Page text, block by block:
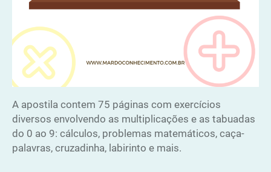
A apostila contem 75 páginas com exercícios
diversos envolvendo as multiplicações e as tabuadas
do 0 ao 9: cálculos, problemas matemáticos, caça-
palavras, cruzadinha, labirinto e mais.